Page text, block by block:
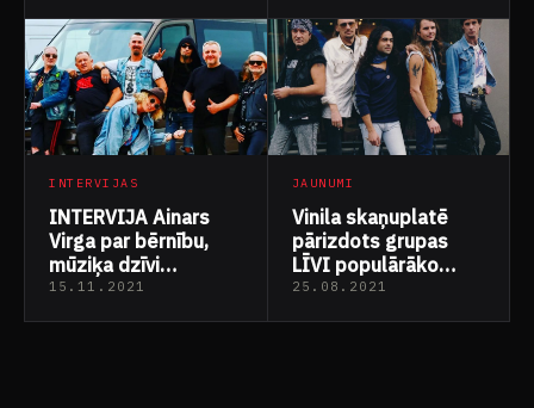
INTERVIJAS
INTERVIJA Ainars
Virga par bērnību,
mūziķa dzīvi
un”Līviem” šodien
15.11.2021
JAUNUMI
Vinila skaņuplatē
pārizdots grupas
LĪVI populārāko
dziesmu albums
25.08.2021